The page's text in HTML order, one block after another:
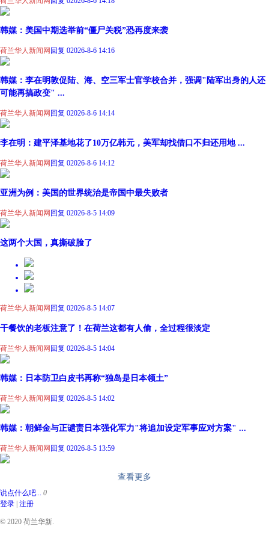
韩媒：美国中期选举前“僵尸关税”恐再度来袭
荷兰华人新闻网 回复 02026-8-6 14:16
韩媒：李在明敦促陆、海、空三军士官学校合并，强调"陆军出身的人还
可能再搞政变" ...
荷兰华人新闻网 回复 02026-8-6 14:14
李在明：建平泽基地花了10万亿韩元，美军却找借口不归还用地 ...
荷兰华人新闻网 回复 02026-8-6 14:12
亚洲为例：美国的世界统治是帝国中最失败者
荷兰华人新闻网 回复 02026-8-5 14:09
这两个大国，真撕破脸了
荷兰华人新闻网 回复 02026-8-5 14:07
干餐饮的老板注意了！在荷兰这都有人偷，全过程很淡定
荷兰华人新闻网 回复 02026-8-5 14:04
韩媒：日本防卫白皮书再称“独岛是日本领土”
荷兰华人新闻网 回复 02026-8-5 14:02
韩媒：朝鲜金与正谴责日本强化军力"将追加设定军事应对方案" ...
荷兰华人新闻网 回复 02026-8-5 13:59
查看更多
说点什么吧... 0
登录 注册
© 2020 荷兰华新.